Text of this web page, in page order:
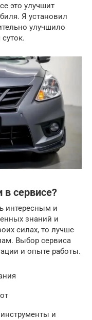
это улучшит
Я установил
улучшило
сервисе?
интересным и
знаний и
силах, то лучше
Выбор сервиса
и опыте работы.
и